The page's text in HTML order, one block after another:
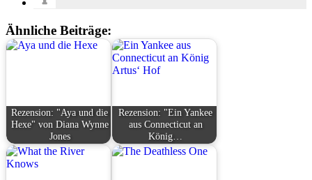
Ähnliche Beiträge:
Rezension: "Aya und die
Hexe" von Diana Wynne
Jones
Rezension: "Ein Yankee
aus Connecticut an
König…